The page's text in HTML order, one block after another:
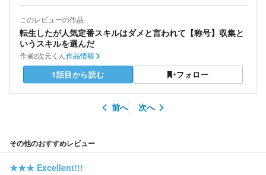
このレビューの作品
転生したが人気定番スキルはダメと言われて【称号】収集と
いうスキルを選んだ
作者2次元くん作品情報
1話目から読む フォロー
前へ 次へ
その他のおすすめレビュー
★★★ Excellent!!!